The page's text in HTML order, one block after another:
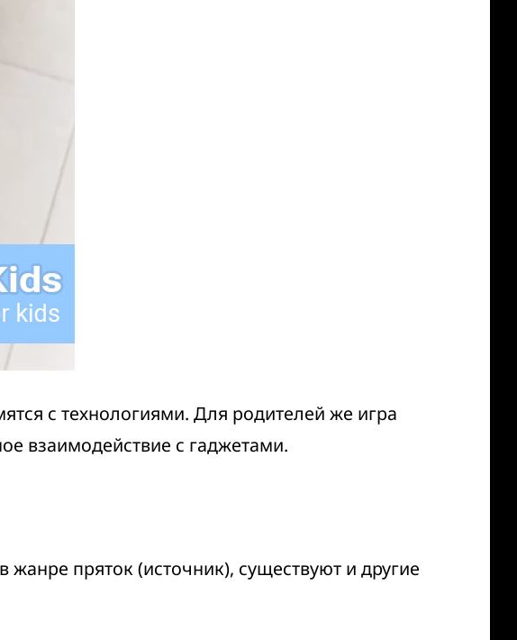
с технологиями. Для родителей же игра
взаимодействие с гаджетами.
жанре пряток (источник), существуют и другие